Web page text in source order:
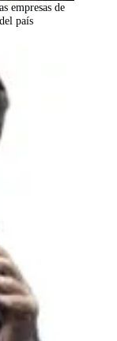
empresas de
país